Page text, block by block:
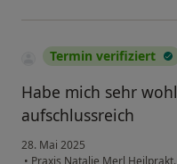
Termin verifiziert
Habe mich sehr
aufschlussreich
28. Mai 2025